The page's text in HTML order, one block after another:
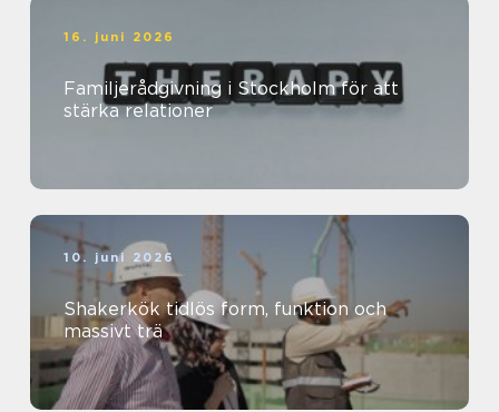
16. juni 2026
Familjerådgivning i Stockholm för att
stärka relationer
10. juni 2026
Shakerkök tidlös form, funktion och
massivt trä